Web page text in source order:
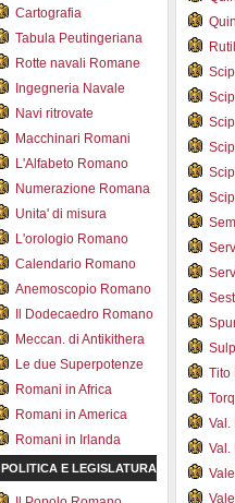
Cartografia
Tabula Peutingeriana
Rotte navali Romane
Ingegneria Navale
Navi ritrovate
Macchinari Romani
L'Alfabeto Romano
Numerazione Romana
Unita' di misura
L'orologio Romano
Calendario Romano
Anemoscopio Romano
Il Dodecaedro Romano
Meccan. di Antikithera
Le due Superpotenze
Romani in Africa
Romani in America
Romani in Irlanda
POLITICA E LEGISLATURA
Tito
Val.
Val.